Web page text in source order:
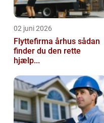
02 juni 2026
Flyttefirma århus sådan
finder du den rette
hjælp...